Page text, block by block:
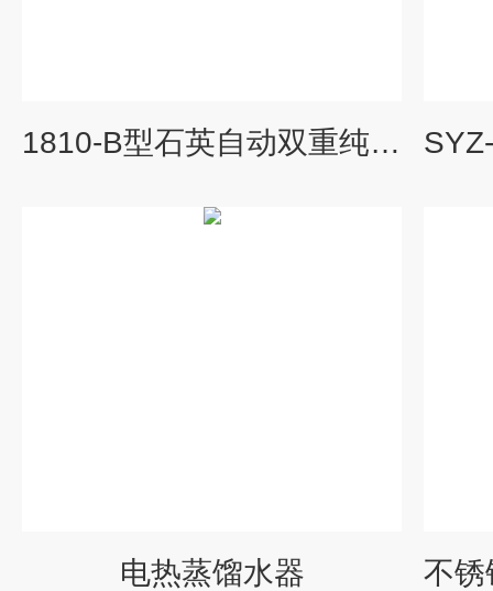
1810-B型石英自动双重纯水蒸馏器
电热蒸馏水器